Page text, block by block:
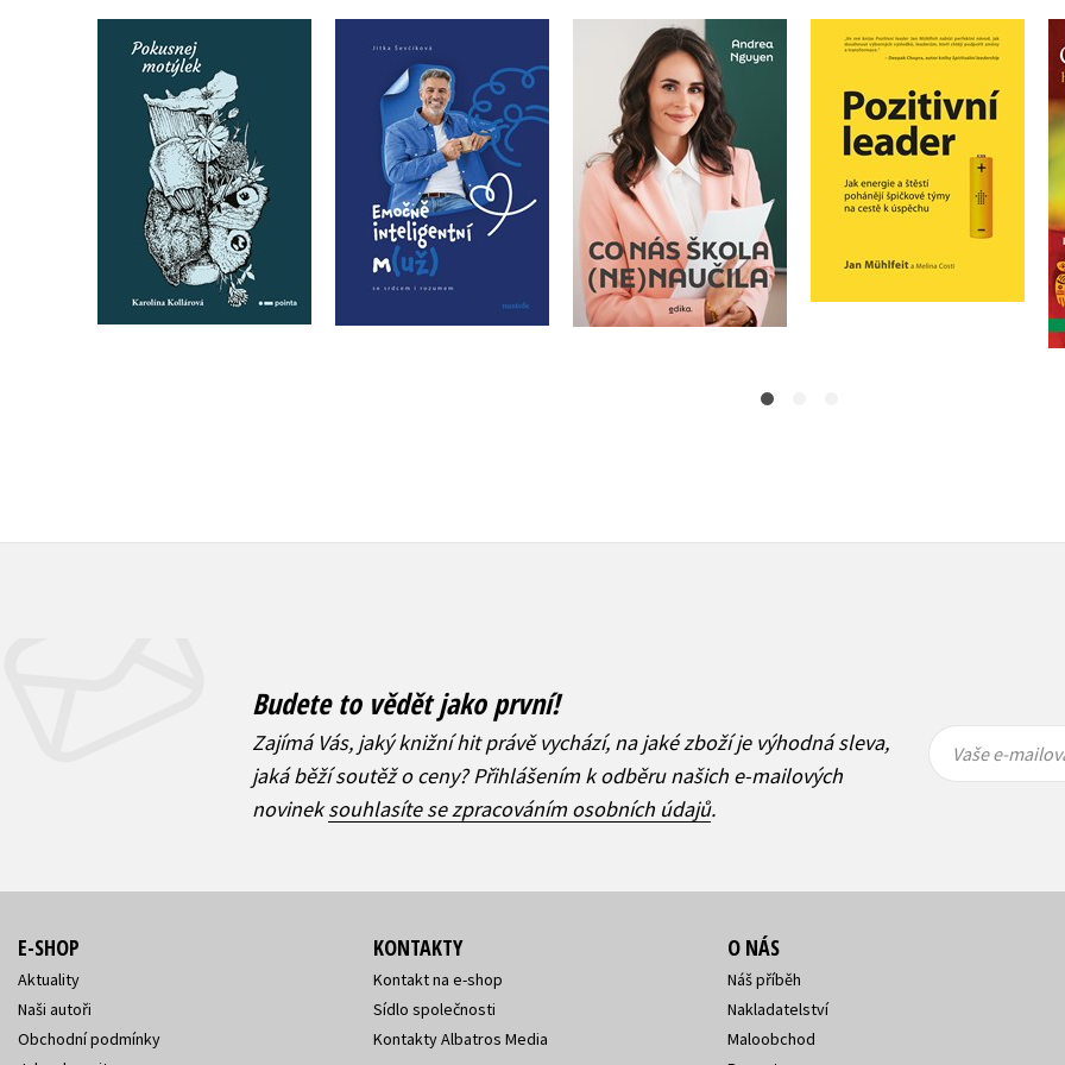
Pokusnej Motýlek
Karolína Kollárová
Do košíku
279 Kč
223 Kč
Emočně inteligentní
m(už)
Jitka Ševčíková
Do košíku
399 Kč
Co nás škola
(ne)naučila
Andrea Nguyen
Do košíku
449 Kč
359 Kč
Pozitivní leader
Jan Mühlfeit
Do košíku
499 Kč
399 Kč
Budete to vědět jako první!
Zajímá Vás, jaký knižní hit právě vychází, na jaké zboží je výhodná sleva,
jaká běží soutěž o ceny? Přihlášením k odběru našich e-mailových
novineksouhlasíte se zpracováním osobních údajů.
Vaše e-
mailová
Vaše e-
mailová
Vaše e-
E-SHOP
Aktuality
Naši autoři
Obchodní podmínky
KONTAKTY
Kontakt na e-shop
Sídlo společnosti
Kontakty Albatros Media
O NÁS
Náš příběh
Nakladatelství
Maloobchod